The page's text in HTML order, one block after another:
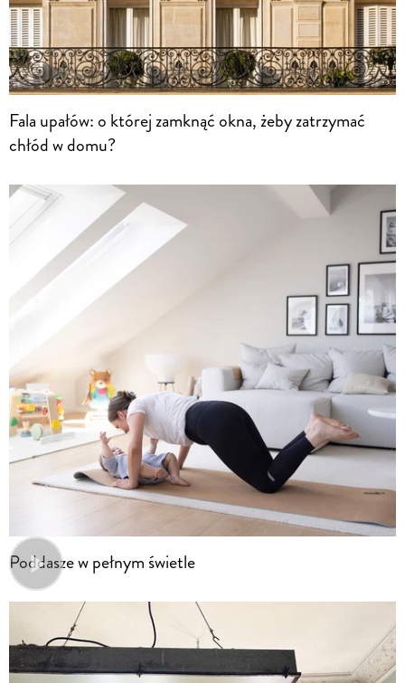
Fala upałów: o której zamknąć okna, żeby zatrzymać
chłód w domu?
Poddasze w pełnym świetle